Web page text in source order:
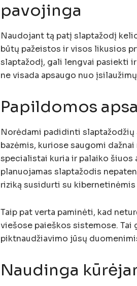
pavojinga
Naudojant tą patį slaptažodį
būtų pažeistos ir visos likusios
slaptažodį, gali lengvai pasiekti
ne visada apsaugo nuo
Papildomos
Norėdami padidinti
bazėmis, kuriose saugomi
specialistai kuria ir palaiko šiuos
planuojamas slaptažodis
riziką susidurti su
Taip pat verta paminėti, kad
viešose paieškos sistemose.
piktnaudžiavimo jūsų
Naudinga